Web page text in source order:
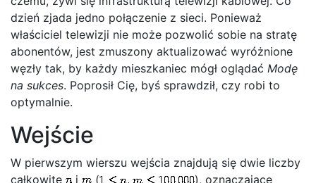
dzień zjada jedno połączenie z sieci. Ponieważ
właściciel telewizji nie może pozwolić sobie na stratę
abonentów, jest zmuszony aktualizować wyróżnione
węzły tak, by każdy mieszkaniec mógł oglądać Modę
na sukces. Poprosił Cię, byś sprawdził, czy robi to
optymalnie.
Wejście
W pierwszym wierszu wejścia znajdują się dwie liczby
całkowite
i (
), oznaczające